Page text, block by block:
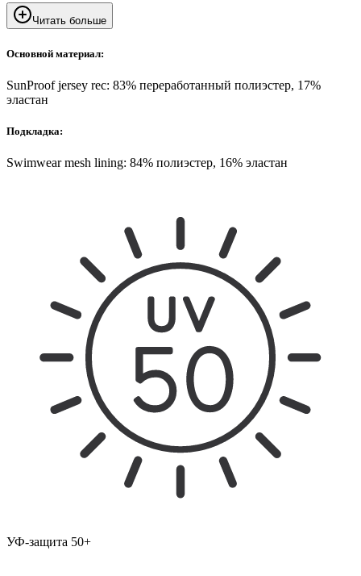
Читать больше
Основной материал:
SunProof jersey rec: 83% переработанный полиэстер, 17%
эластан
Подкладка:
Swimwear mesh lining: 84% полиэстер, 16% эластан
УФ-защита 50+